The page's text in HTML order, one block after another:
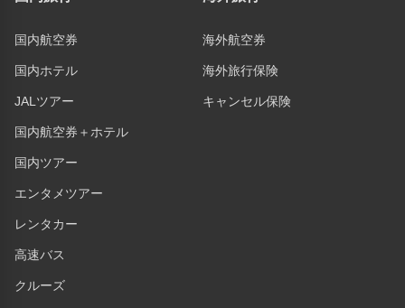
国内航空券
国内ホテル
JALツアー
国内航空券＋ホテル
国内ツアー
エンタメツアー
レンタカー
高速バス
クルーズ
海外航空券
海外旅行保険
キャンセル保険